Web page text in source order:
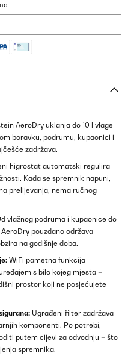
AeroDry uklanja do 10 l vlage
boravku, podrumu, kupaonici i
zadržava.
higrostat automatski regulira
Kada se spremnik napuni,
prelijevanja, nema ručnog
vlažnog podruma i kupaonice do
pouzdano održava
na godišnje doba.
WiFi pametna funkcija
s bilo kojeg mjesta –
prostor koji ne posjećujete
Ugrađeni filter zadržava
komponenti. Po potrebi,
putem cijevi za odvodnju – što
spremnika.